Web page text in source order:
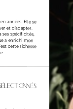
années. Elle se
et d’adapter.
ses spécificités,
a enrichi mon
cette richesse